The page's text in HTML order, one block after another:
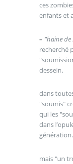
ces
enfants et
– "haine de
recherché
dessein.
dans
"soumis"
qui les
dans
génération.
mais "un